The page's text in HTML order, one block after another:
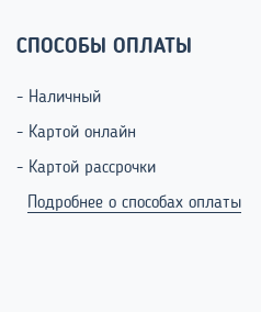
СПОСОБЫ ОПЛАТЫ
- Наличный
- Картой онлайн
- Картой рассрочки
Подробнее о способах оплаты